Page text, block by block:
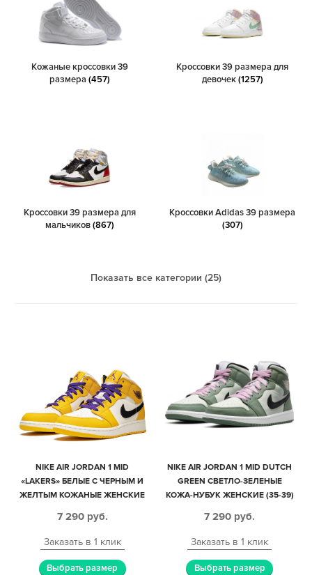
Кожаные кроссовки 39
размера (457)
Кроссовки 39 размера для
девочек(1257)
Кроссовки 39 размера для
мальчиков(867)
Кроссовки Adidas 39 размера
(307)
Показать все категории (25)
NIKE AIR JORDAN 1 MID
«LAKERS» БЕЛЫЕ С ЧЕРНЫМ И
ЖЕЛТЫМ КОЖАНЫЕ ЖЕНСКИЕ
7 290 руб.
Заказать в 1 клик
Выбрать размер
NIKE AIR JORDAN 1 MID DUTCH
GREEN СВЕТЛО-ЗЕЛЕНЫЕ
КОЖА-НУБУК ЖЕНСКИЕ (35-39)
7 290 руб.
Заказать в 1 клик
Выбрать размер